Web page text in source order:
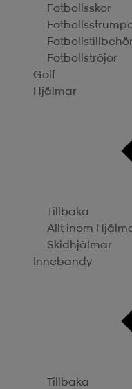
Fotbollsskor
Fotbollströjor
Golf
Hjälmar
Tillbaka
Allt inom
Skidhjälmar
Innebandy
Tillbaka